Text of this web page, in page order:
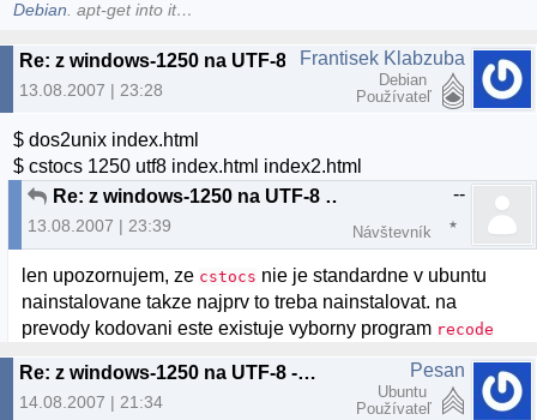
Debian. apt-get into it…
Re: z windows-1250 na UTF-8 --> WEB
13.08.2007 | 23:28
Frantisek Klabzuba
Debian
Používateľ
$ dos2unix index.html
$ cstocs 1250 utf8 index.html index2.html
Re: z windows-1250 na UTF-8 --> WEB
13.08.2007 | 23:39
--
Návštevník
len upozornujem, ze cstocs nie je standardne v ubuntu
nainstalovane takze najprv to treba nainstalovat. na
prevody kodovani este existuje vyborny program recode
Re: z windows-1250 na UTF-8 --> WEB
14.08.2007 | 21:34
Pesan
Ubuntu
Používateľ